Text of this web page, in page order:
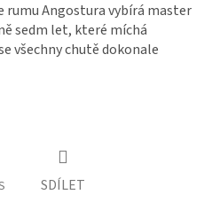
rumu Angostura vybírá master
sedm let, které míchá
všechny chutě dokonale
SDÍLET